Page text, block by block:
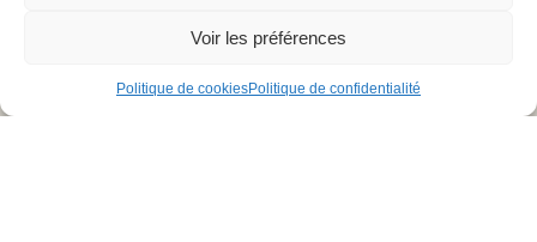
Voir les préférences
Politique de cookiesPolitique de confidentialité
04 66 02 08 88